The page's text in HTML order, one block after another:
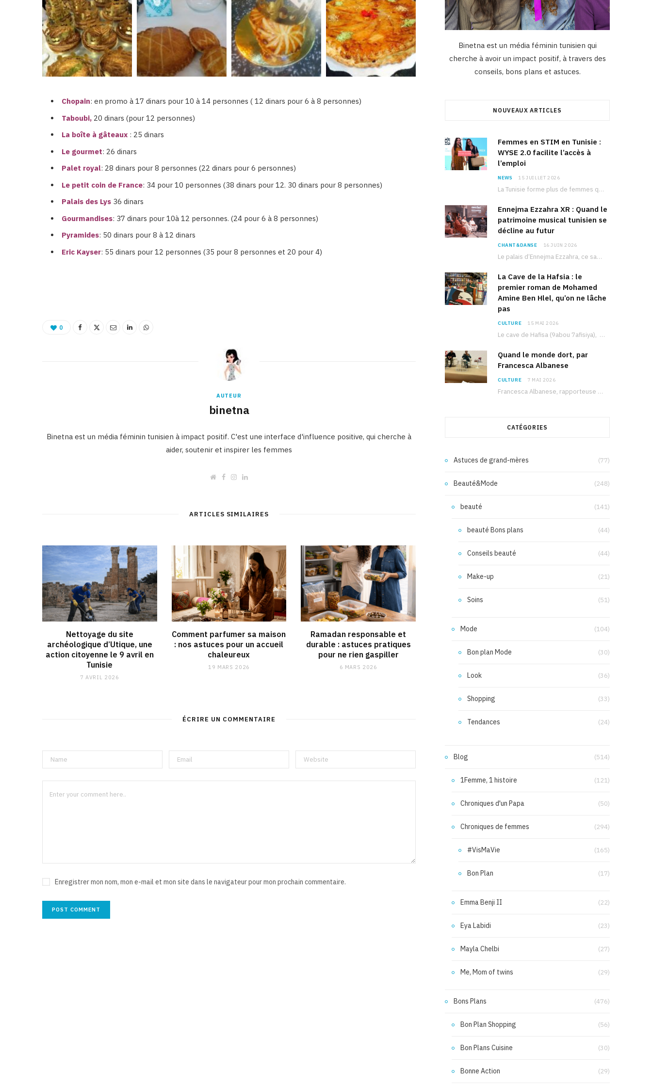
Chopain: en promo à 17 dinars pour 10 à 14 personnes ( 12 dinars pour 6 à 8 personnes)
Taboubi, 20 dinars (pour 12 personnes)
La boîte à gâteaux : 25 dinars
Le gourmet: 26 dinars
Palet royal: 28 dinars pour 8 personnes (22 dinars pour 6 personnes)
Le petit coin de France: 34 pour 10 personnes (38 dinars pour 12. 30 dinars pour 8 personnes)
Palais des Lys 36 dinars
Gourmandises: 37 dinars pour 10à 12 personnes. (24 pour 6 à 8 personnes)
Pyramides: 50 dinars pour 8 à 12 dinars
Eric Kayser: 55 dinars pour 12 personnes (35 pour 8 personnes et 20 pour 4)
0
AUTEUR
binetna
Binetna est un média féminin tunisien à impact positif. C'est une interface d'influence positive, qui cherche à
aider, soutenir et inspirer les femmes
W
e
F
o
I
r
L
I
ARTICLES SIMILAIRES
Nettoyage du site
archéologique d’Utique, une
action citoyenne le 9 avril en
Tunisie
7 AVRIL 2026
Comment parfumer sa maison
: nos astuces pour un accueil
chaleureux
19 MARS 2026
Ramadan responsable et
durable : astuces pratiques
pour ne rien gaspiller
6 MARS 2026
ÉCRIRE UN COMMENTAIRE
Enregistrer mon nom, mon e-mail et mon site dans le navigateur pour mon prochain commentaire.
Binetna est un média féminin tunisien qui
cherche à avoir un impact positif, à travers des
conseils, bons plans et astuces.
NOUVEAUX ARTICLES
Femmes en STIM en Tunisie :
WYSE 2.0 facilite l’accès à
l’emploi
NEWS 15 JUILLET 2026
La Tunisie forme plus de femmes que d’hommes dans les filières scientifiques. Pourtant, pour beaucoup…
Ennejma Ezzahra XR : Quand le
patrimoine musical tunisien se
décline au futur
CHANT&DANSE 16 JUIN 2026
Le palais d’Ennejma Ezzahra, ce sanctuaire de la musique tunisienne et méditerranéenne construit par le…
La Cave de la Hafsia : le
premier roman de Mohamed
Amine Ben Hlel, qu’on ne lâche
pas
CULTURE 15 MAI 2026
Le cave de Hafisa (9abou 7afisiya), premier roman du journaliste tunisien Mohamed Amine Ben Hlel,…
Quand le monde dort, par
Francesca Albanese
CULTURE 7 MAI 2026
Francesca Albanese, rapporteuse spéciale de l’ONU sur les territoires palestiniens occupés, était à Tunis pour…
CATÉGORIES
Astuces de grand-mères (77)
Beauté&Mode (248)
beauté (141)
beauté Bons plans (44)
Conseils beauté (44)
Make-up (21)
Soins (51)
Mode (104)
Bon plan Mode (30)
Look (36)
Shopping (33)
Tendances (24)
Blog (514)
1Femme, 1 histoire (121)
Chroniques d'un Papa (50)
Chroniques de femmes (294)
#VisMaVie (165)
Bon Plan (17)
Emma Benji II (22)
Eya Labidi (23)
Mayla Chelbi (27)
Me, Mom of twins (29)
Bons Plans (476)
Bon Plan Shopping (56)
Bon Plans Cuisine (30)
Bonne Action (29)